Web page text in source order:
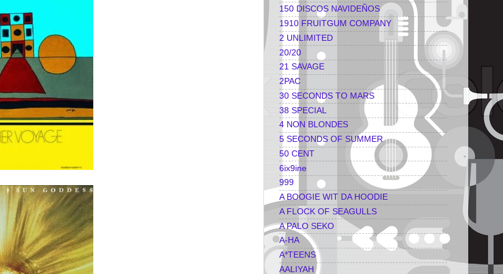
150 DISCOS NAVIDEÑOS
1910 FRUITGUM COMPANY
2 UNLIMITED
20/20
21 SAVAGE
2PAC
30 SECONDS TO MARS
38 SPECIAL
4 NON BLONDES
5 SECONDS OF SUMMER
50 CENT
6ix9ine
999
A BOOGIE WIT DA HOODIE
A FLOCK OF SEAGULLS
A PALO SEKO
A-HA
A*TEENS
AALIYAH